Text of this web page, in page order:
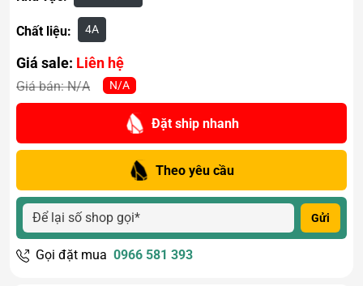
Chất liệu: 4A
Giá sale: Liên hệ
Giá bán:N/A N/A
Đặt ship nhanh
Theo yêu cầu
Gửi
Gọi đặt mua 0966 581 393